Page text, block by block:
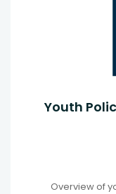
Youth
Overview of